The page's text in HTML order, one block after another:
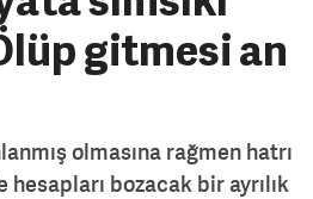
gitmesi an
olmasına rağmen hatrı
hesapları bozacak bir ayrılık